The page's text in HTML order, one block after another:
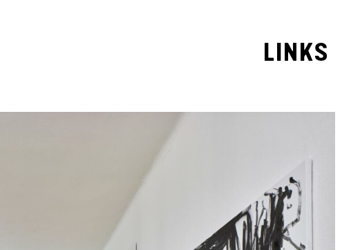
LINKS